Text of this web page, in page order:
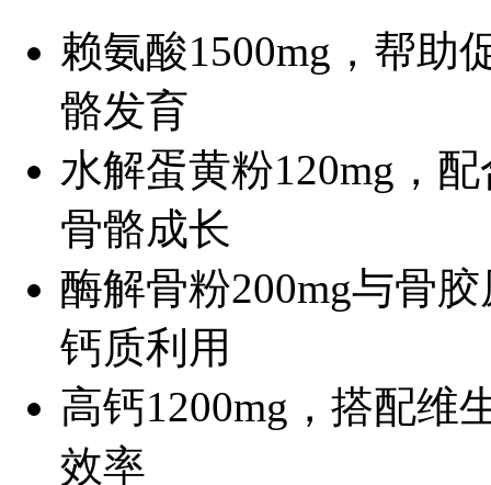
赖氨酸1500mg，帮助
骼发育
水解蛋黄粉120mg，
骨骼成长
酶解骨粉200mg与骨
钙质利用
高钙1200mg，搭配维
效率